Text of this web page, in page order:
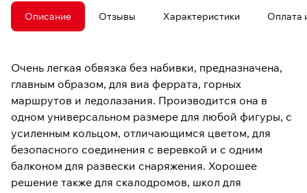
Описание Отзывы Характеристики Оплата
Очень легкая обвязка без набивки, предназначена,
главным образом, для виа феррата, горных
маршрутов и ледолазания. Производится она в
одном универсальном размере для любой фигуры, с
усиленным кольцом, отличающимся цветом, для
безопасного соединения с веревкой и с одним
балконом для развески снаряжения. Хорошее
решение также для скалодромов, школ для